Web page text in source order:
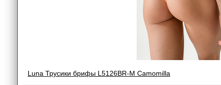
Luna Трусики брифы L5126BR-M Camomilla